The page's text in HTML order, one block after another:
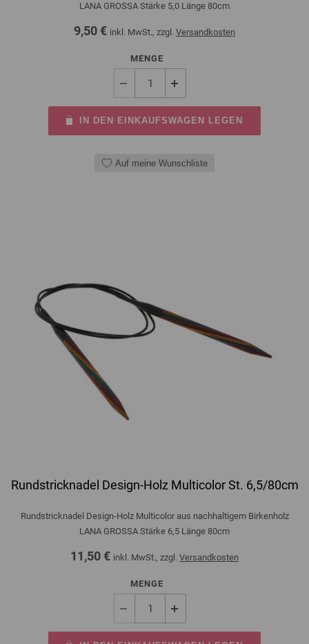
LANA GROSSA Stärke 5,0 Länge 80cm
9,50 € inkl. MwSt., zzgl. Versandkosten
MENGE
IN DEN EINKAUFSWAGEN LEGEN
Auf meine Wunschliste
Rundstricknadel Design-Holz Multicolor St. 6,5/80cm
Rundstricknadel Design-Holz Multicolor aus nachhaltigem Birkenholz
LANA GROSSA Stärke 6,5 Länge 80cm
11,50 € inkl. MwSt., zzgl. Versandkosten
MENGE